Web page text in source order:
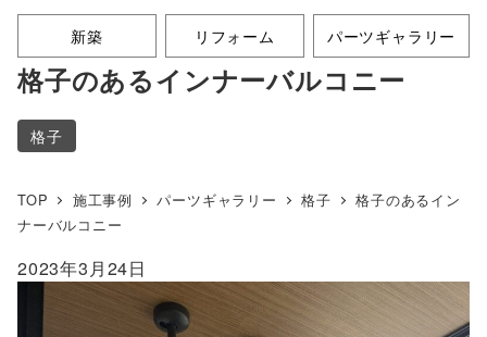
新築 リフォーム パーツギャラリー
格子のあるインナーバルコニー
格子
TOP 施工事例 パーツギャラリー 格子
格子のあるイン
ナーバルコニー
2023年3月24日